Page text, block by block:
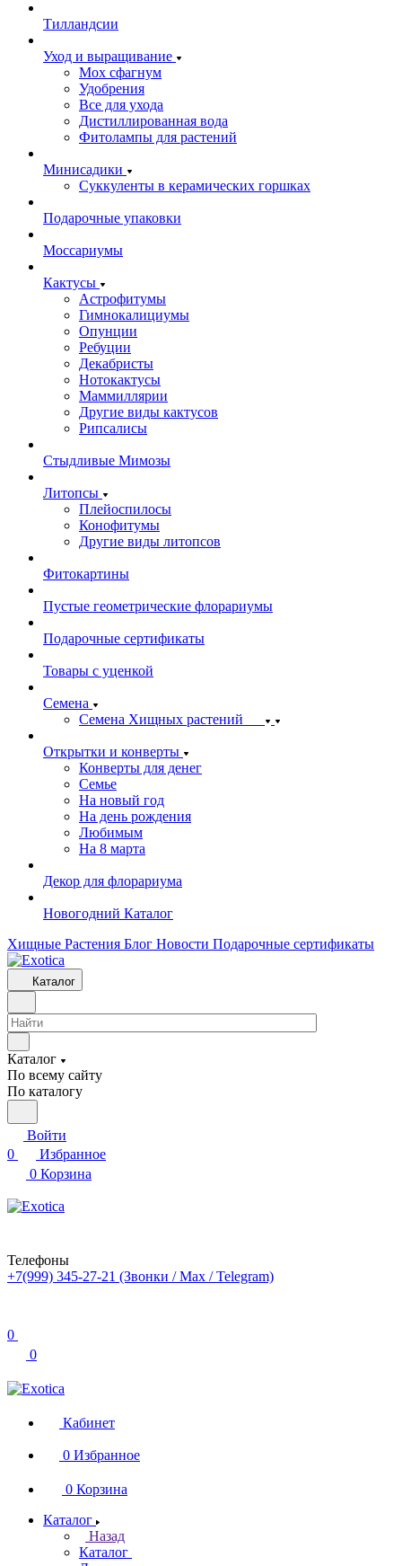
Тилландсии
Уход и выращивание
Мох сфагнум
Удобрения
Все для ухода
Дистиллированная вода
Фитолампы для растений
Минисадики
Суккуленты в керамических горшках
Подарочные упаковки
Моссариумы
Кактусы
Астрофитумы
Гимнокалициумы
Опунции
Ребуции
Декабристы
Нотокактусы
Маммиллярии
Другие виды кактусов
Рипсалисы
Стыдливые Мимозы
Литопсы
Плейоспилосы
Конофитумы
Другие виды литопсов
Фитокартины
Пустые геометрические флорариумы
Подарочные сертификаты
Товары с уценкой
Семена
Семена Хищных растений
Открытки и конверты
Конверты для денег
Семье
На новый год
На день рождения
Любимым
На 8 марта
Декор для флорариума
Новогодний Каталог
Хищные Растения Блог Новости Подарочные сертификаты
Каталог
Каталог
По всему сайту
По каталогу
Войти
0
Избранное
0 Корзина
Телефоны
+7(999) 345-27-21 (Звонки / Max / Telegram)
0
0
Кабинет
0 Избранное
0 Корзина
Каталог
Назад
Каталог